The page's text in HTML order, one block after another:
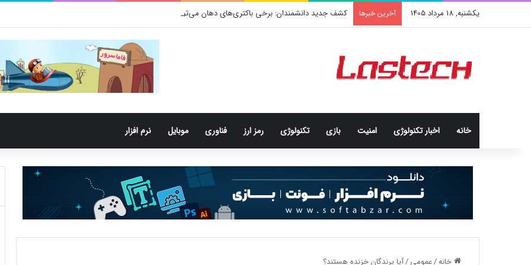
یکشنبه, 18 مرداد 1405 آخرین خبرها کشف جدید دانشمندان: برخی باکتری‌های دهان می‌توانند خطر ابتلا به آلزایمر را افزایش دهند
خانه اخبار تکنولوژی امنيت بازی تکنولوژی رمز ارز فناوری موبایل نرم افزار
خانه/عمومی/آیا پرندگان خزنده هستند؟